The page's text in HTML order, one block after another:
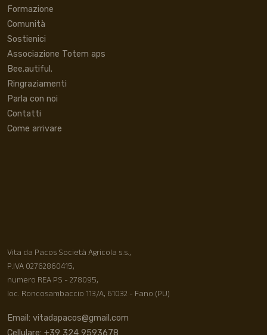
Formazione
Comunità
Sostienici
Associazione Totem aps
Bee.autiful.
Ringraziamenti
Parla con noi
Contatti
Come arrivare
Vita da Pacos Società Agricola s.s.,
P.IVA 02762860415,
numero REA PS - 278095,
loc. Roncosambaccio 113/A, 61032 - Fano (PU)
Email: vitadapacos@gmail.com